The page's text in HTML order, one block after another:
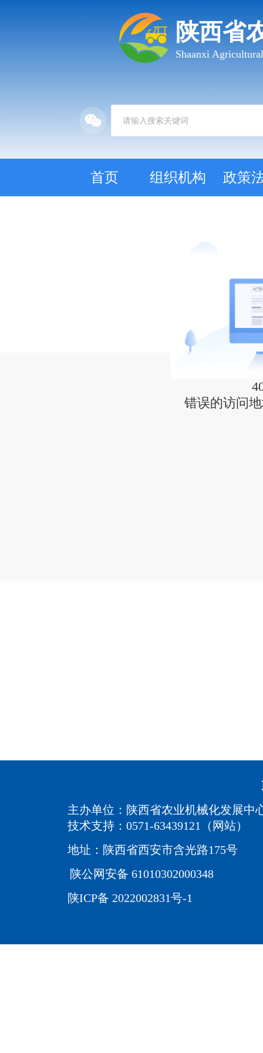
陕西省
Shaanxi
首页 组织机构 政策
错误的访问
主办单位：陕西省农业机械化发展中
技术支持：0571-63439121（网站）
地址：陕西省西安市含光路175号
陕公网安备 61010302000348
陕ICP备 2022002831号-1